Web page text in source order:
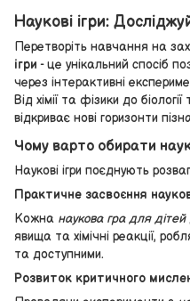
Наукові ігри:
Перетворіть навчання на
ігри - це унікальний спосіб
через інтерактивні
Від хімії та фізики до
відкриває нові горизонти
Чому варто обирати
Наукові ігри поєднують
Практичне засвоєння
Кожна наукова гра для дітей
явища та хімічні реакції,
та доступними.
Розвиток критичного